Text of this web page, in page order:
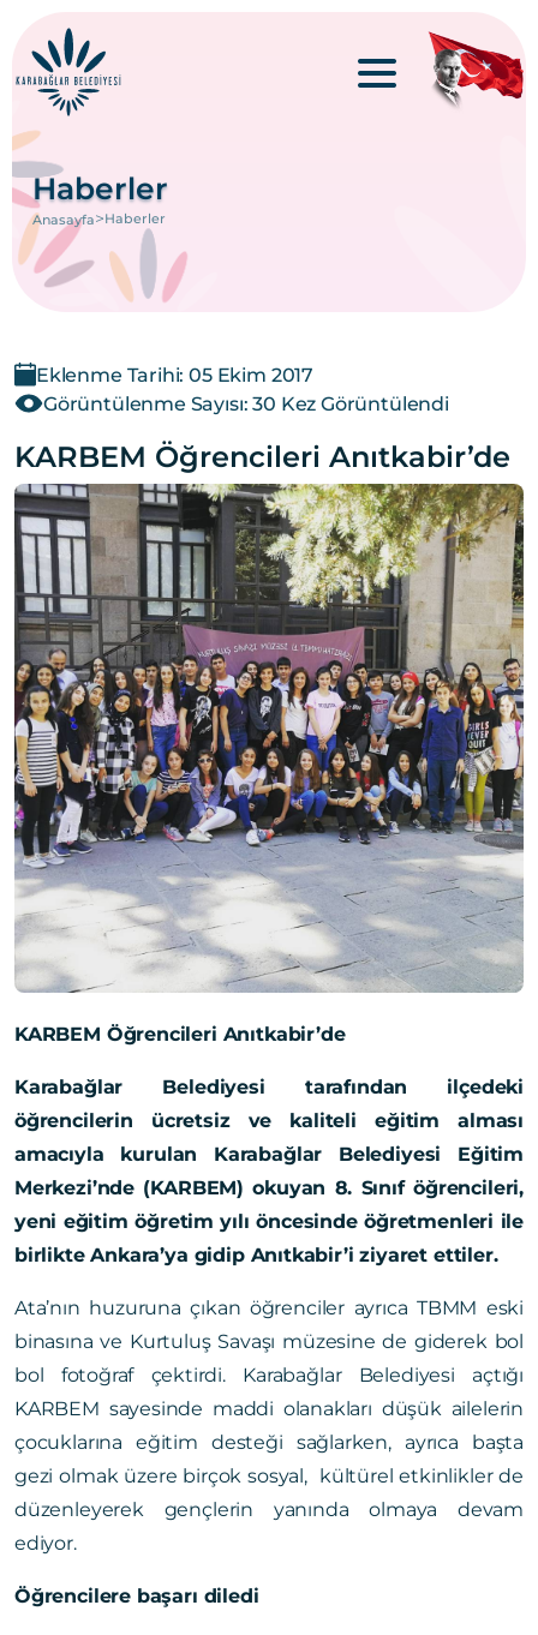
Haberler
Anasayfa>Haberler
Eklenme Tarihi: 05 Ekim 2017
Görüntülenme Sayısı: 30 Kez Görüntülendi
KARBEM Öğrencileri Anıtkabir’de
KARBEM Öğrencileri Anıtkabir’de
Karabağlar Belediyesi tarafından ilçedeki
öğrencilerin ücretsiz ve kaliteli eğitim alması
amacıyla kurulan Karabağlar Belediyesi Eğitim
Merkezi’nde (KARBEM) okuyan 8. Sınıf öğrencileri,
yeni eğitim öğretim yılı öncesinde öğretmenleri ile
birlikte Ankara’ya gidip Anıtkabir’i ziyaret ettiler.
Ata’nın huzuruna çıkan öğrenciler ayrıca TBMM eski
binasına ve Kurtuluş Savaşı müzesine de giderek bol
bol fotoğraf çektirdi. Karabağlar Belediyesi açtığı
KARBEM sayesinde maddi olanakları düşük ailelerin
çocuklarına eğitim desteği sağlarken, ayrıca başta
gezi olmak üzere birçok sosyal, kültürel etkinlikler de
düzenleyerek gençlerin yanında olmaya devam
ediyor.
Öğrencilere başarı diledi